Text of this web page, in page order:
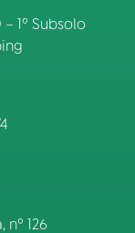
1º Subsolo
nº 126